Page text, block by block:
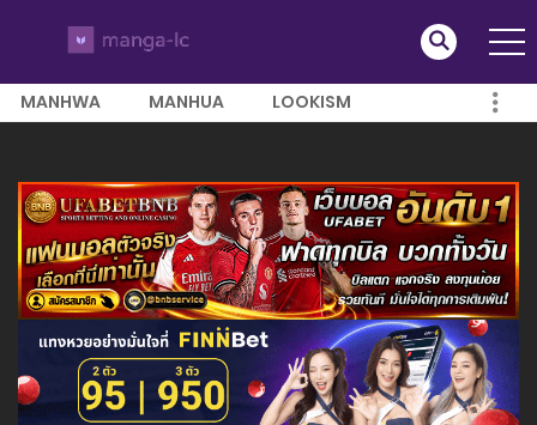
MANHWA MANHUA LOOKISM